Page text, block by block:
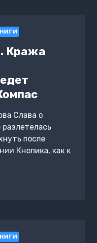
Кража
Слава о
после
Кнопика, как к